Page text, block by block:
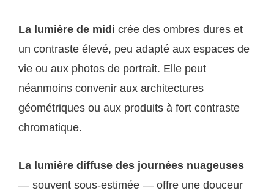
La lumière de midi crée des ombres dures et
un contraste élevé, peu adapté aux espaces de
vie ou aux photos de portrait. Elle peut
néanmoins convenir aux architectures
géométriques ou aux produits à fort contraste
chromatique.
La lumière diffuse des journées nuageuses
— souvent sous-estimée — offre une douceur